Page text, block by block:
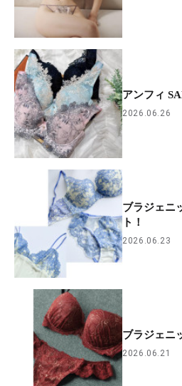
アンフィ
2026.06.26
ブラジェニ
ト！
2026.06.23
ブラジェニ
2026.06.21